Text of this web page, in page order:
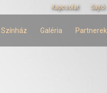
Kapcsolat Sajtó
Színház Galéria Partnerek